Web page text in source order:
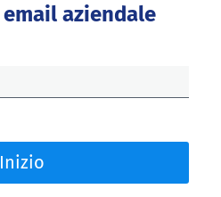
aziendale
Inizio